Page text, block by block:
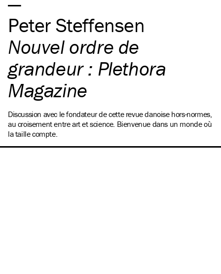
Peter Steffensen
Nouvel ordre de
grandeur : Plethora
Magazine
Discussion avec le fondateur de cette revue danoise hors-normes,
au croisement entre art et science. Bienvenue dans un monde où
la taille compte.